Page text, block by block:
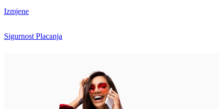
Izmjene
Sigurnost Placanja